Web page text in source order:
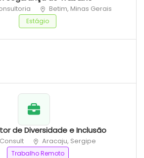
Betim, Minas Gerais
Estágio
de Diversidade e Inclusão
Aracaju, Sergipe
Trabalho Remoto